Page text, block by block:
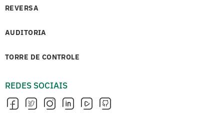
REVERSA
AUDITORIA
TORRE DE CONTROLE
REDES SOCIAIS